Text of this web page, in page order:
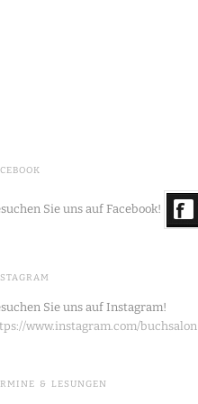
Sie uns auf Facebook!
Sie uns auf Instagram!
www.instagram.com/buchsalon
& LESUNGEN